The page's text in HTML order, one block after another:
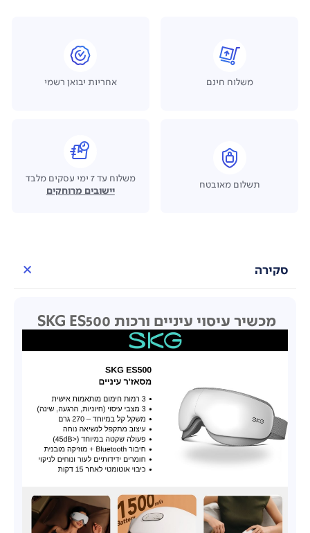
משלוח חינם אחריות יבואן רשמי
תשלום מאובטח
משלוח עד 7 ימי עסקים מלבד
יישובים מרוחקים
סקירה
מכשיר עיסוי עיניים ורכות SKG ES500